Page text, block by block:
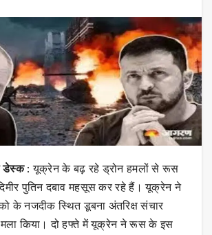
डेस्क: यूक्रेन के बढ़ रहे ड्रोन हमलों से रूस
पुतिन दबाव महसूस कर रहे हैं। यूक्रेन ने
के नजदीक स्थित डूबना अंतरिक्ष संचार
किया। दो हफ्ते में यूक्रेन ने रूस के इस